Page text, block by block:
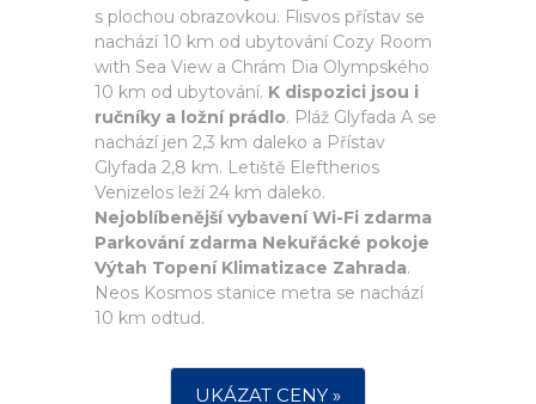
s plochou obrazovkou. Flisvos přístav se
nachází 10 km od ubytování Cozy Room
with Sea View a Chrám Dia Olympského
10 km od ubytování. K dispozici jsou i
ručníky a ložní prádlo. Pláž Glyfada A se
nachází jen 2,3 km daleko a Přístav
Glyfada 2,8 km. Letiště Eleftherios
Venizelos leží 24 km daleko.
Nejoblíbenější vybavení Wi-Fi zdarma
Parkování zdarma Nekuřácké pokoje
Výtah Topení Klimatizace Zahrada.
Neos Kosmos stanice metra se nachází
10 km odtud.
UKÁZAT CENY »